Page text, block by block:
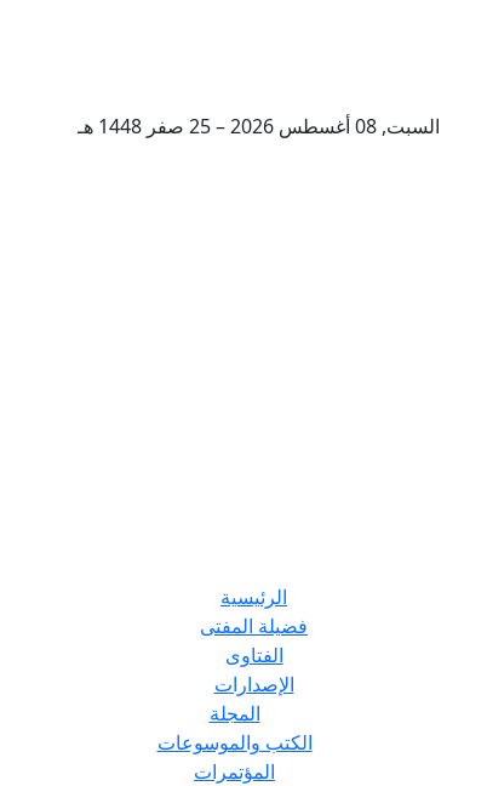
السبت, 08 أغسطس 2026 – 25 صفر 1448 هـ
الرئيسية
فضيلة المفتى
الفتاوى
الإصدارات
المجلة
الكتب والموسوعات
المؤتمرات